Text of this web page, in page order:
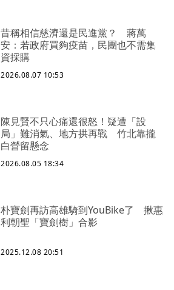
昔稱相信慈濟還是民進黨？ 蔣萬
安：若政府買夠疫苗，民團也不需集
資採購
2026.08.07 10:53
陳見賢不只心痛還很怒！疑遭「設
局」難消氣、地方拱再戰 竹北靠攏
白營留懸念
2026.08.05 18:34
朴寶劍再訪高雄騎到YouBike了 揪惠
利朝聖「寶劍樹」合影
2025.12.08 20:51